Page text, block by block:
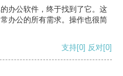
办公软件，终于找到了它。这
办公的所有需求。操作也很简
支持[0] 反对[0]